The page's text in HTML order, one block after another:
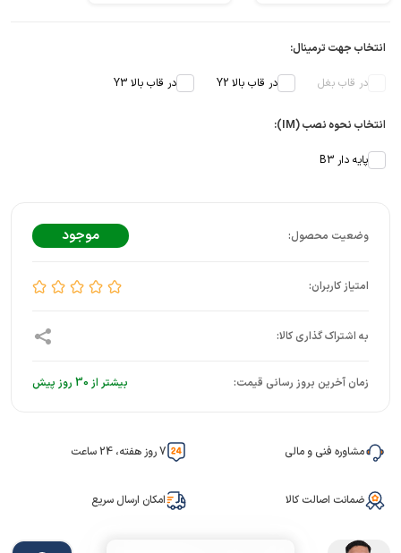
انتخاب جهت ترمینال:
در قاب بغل در قاب بالا Y2 در قاب بالا Y3
انتخاب نحوه نصب (IM):
پایه دار B3
موجود
زمان آخرین بروز رسانی قیمت: بیشتر از 30 روز پیش
مشاوره فنی و مالی 7 روز هفته، 24 ساعت
ضمانت اصالت کالا امکان ارسال سریع